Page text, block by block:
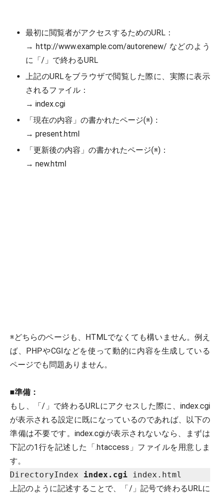
最初に閲覧者がアクセスするためのURL：
→ http://www.example.com/autorenew/ などのよう
に「/」で終わるURL
上記のURLをブラウザで閲覧した際に、実際に表示
されるファイル：
→ index.cgi
「現在の内容」の書かれたページ(※)：
→ present.html
「更新後の内容」の書かれたページ(※)：
→ new.html
※どちらのページも、HTMLでなくても構いません。例え
ば、PHPやCGIなどを使って動的に内容を生成している
ページでも問題ありません。
■準備：
もし、「/」で終わるURLにアクセスした際に、index.cgi
が表示される設定に既になっているのであれば、以下の
準備は不要です。index.cgiが表示されないなら、まずは
下記の1行を記述した「.htaccess」ファイルを用意しま
す。
DirectoryIndex index.cgi
上記のように記述することで、「/」記号で終わるURLに